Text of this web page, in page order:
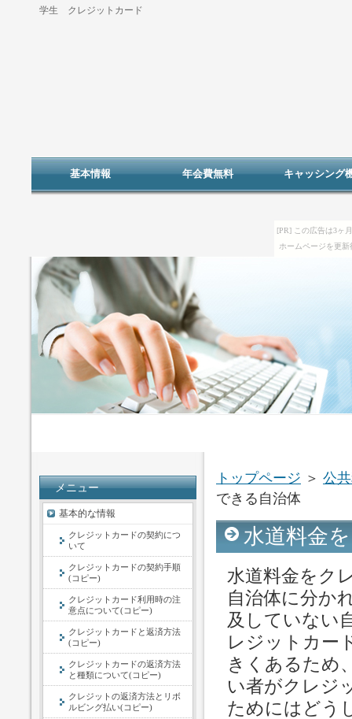
[PR] この広告は3ヶ
ホームページを更
学生 クレジットカード
トップページ ＞ 公
できる自治体
水道料金
水道料金をク
自治体に分か
及していない
レジットカー
きくあるため
い者がクレジ
ためにはどう
メニュー
基本的な情報
クレジットカードの契約につ
いて
クレジットカードの契約手順
(コピー)
クレジットカード利用時の注
意点について(コピー)
クレジットカードと返済方法
(コピー)
クレジットカードの返済方法
と種類について(コピー)
クレジットの返済方法とリボ
ルビング払い(コピー)
基本情報 年会費無料 キャッシング